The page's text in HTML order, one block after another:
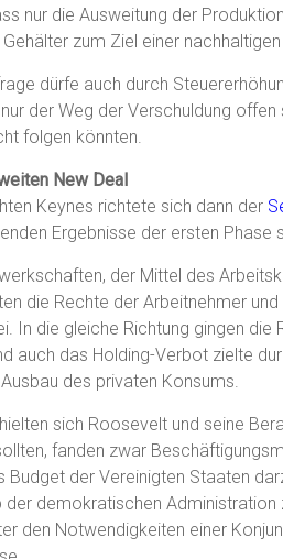
nur die Ausweitung der
zum Ziel einer
dürfe auch durch
der Weg der Verschuldung
folgen könnten.
New Deal
Keynes richtete sich dann der
Ergebnisse der ersten Phase
der Mittel des
die Rechte der Arbeitnehmer
In die gleiche Richtung gingen die
auch das Holding-Verbot zielte
des privaten Konsums.
sich Roosevelt und seine
fanden zwar
Budget der Vereinigten Staaten
der demokratischen Administration
den Notwendigkeiten einer